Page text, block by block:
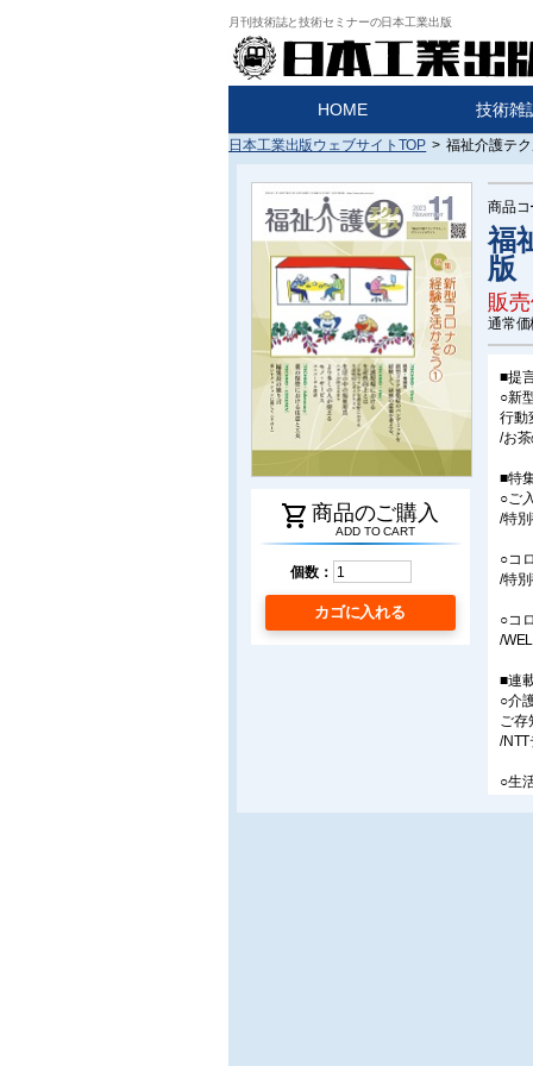
月刊技術誌と技術セミナーの日本工業出版
HOME 技術雑
日本工業出版ウェブサイトTOP > 福祉介護テ
shopping_cart 商品のご購入
ADD TO CART
個数：
カゴに入れる
商品コ
福
版
販
通常価
■提
○新
行動
/お
■特
○ご
/特
○コ
/特
○コ
/
■連
○介
ご存
/
○生